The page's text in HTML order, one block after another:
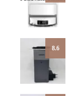
8.6